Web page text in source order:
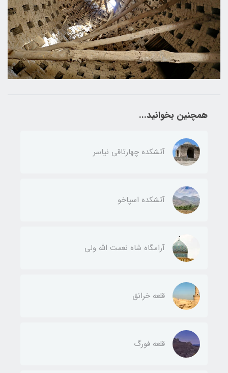
همچنین بخوانید...
آتشکده چهارتاقی نیاسر
آتشکده اسپاخو
آرامگاه شاه نعمت الله ولی
قلعه خرانق
قلعه فورگ